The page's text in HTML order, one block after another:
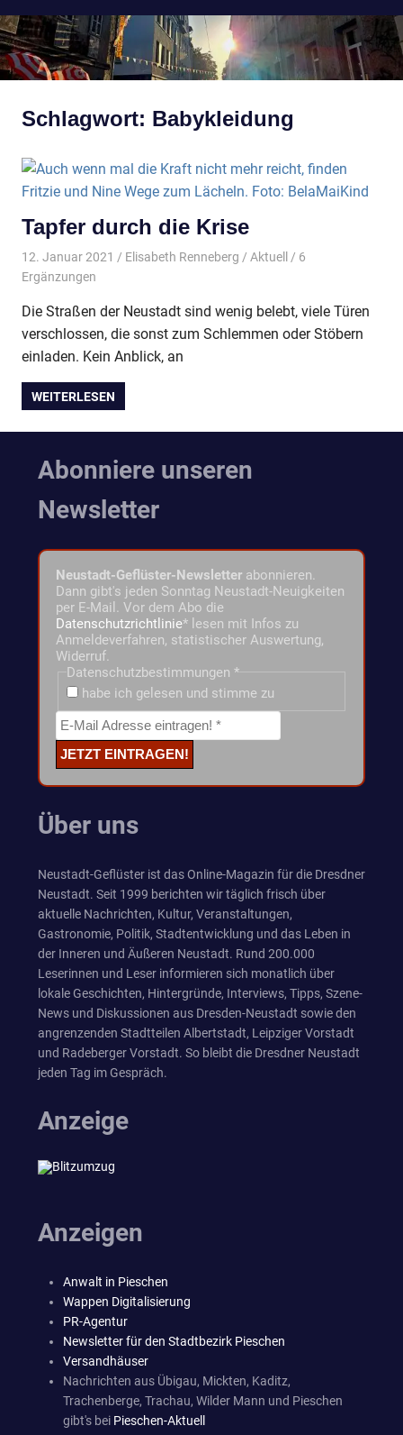
Schlagwort: Babykleidung
Tapfer durch die Krise
12. Januar 2021 Elisabeth Renneberg Aktuell / 6
Ergänzungen
Die Straßen der Neustadt sind wenig belebt, viele Türen
verschlossen, die sonst zum Schlemmen oder Stöbern
einladen. Kein Anblick, an
WEITERLESEN
Abonniere unseren
Newsletter
Neustadt-Geflüster-Newsletter abonnieren.
Dann gibt's jeden Sonntag Neustadt-Neuigkeiten
per E-Mail. Vor dem Abo die
Datenschutzrichtlinie* lesen mit Infos zu
Anmeldeverfahren, statistischer Auswertung,
Widerruf.
Datenschutzbestimmungen *
habe ich gelesen und stimme zu
Über uns
Neustadt-Geflüster ist das Online-Magazin für die Dresdner
Neustadt. Seit 1999 berichten wir täglich frisch über
aktuelle Nachrichten, Kultur, Veranstaltungen,
Gastronomie, Politik, Stadtentwicklung und das Leben in
der Inneren und Äußeren Neustadt. Rund 200.000
Leserinnen und Leser informieren sich monatlich über
lokale Geschichten, Hintergründe, Interviews, Tipps, Szene-
News und Diskussionen aus Dresden-Neustadt sowie den
angrenzenden Stadtteilen Albertstadt, Leipziger Vorstadt
und Radeberger Vorstadt. So bleibt die Dresdner Neustadt
jeden Tag im Gespräch.
Anzeige
Anzeigen
Anwalt in Pieschen
Wappen Digitalisierung
PR-Agentur
Newsletter für den Stadtbezirk Pieschen
Versandhäuser
Nachrichten aus Übigau, Mickten, Kaditz,
Trachenberge, Trachau, Wilder Mann und Pieschen
gibt's bei Pieschen-Aktuell